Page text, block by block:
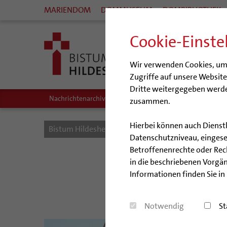
Cookie-
Wir verwenden Cookies,
Zugriffe auf unsere
Dritte weitergegeben
zusammen.
Hierbei können auch
Datenschutzniveau,
Betroffenenrechte oder
in die beschriebenen
Informationen finden Sie
Notwendig
MARIENDOM DOMMUSEUM DOMBIBLIOTHEK
Nachrichtenarchiv Audio/Podcasts
Bistum Hildesheim Bistum Nachrichten